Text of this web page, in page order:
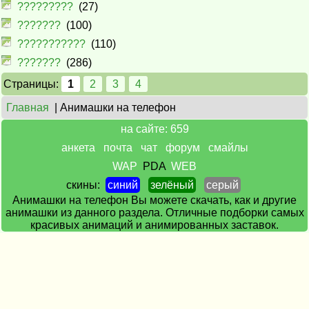
????????? (27)
??????? (100)
??????????? (110)
??????? (286)
Страницы:
1 2 3
4
Главная
| Анимашки на телефон
на сайте: 659
анкета
почта чат форум
смайлы
WAP
PDA WEB
скины:
синий зелёный
серый
Анимашки на телефон Вы можете скачать, как и другие
анимашки из данного раздела. Отличные подборки самых
красивых анимаций и анимированных заставок.